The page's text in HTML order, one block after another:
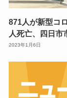
871人が新型コ
人死亡、四日市
2023年1月6日